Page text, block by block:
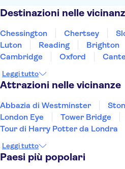
Destinazioni nelle
Chessington Chertsey
Luton
Reading Brighton
Cambridge
Oxford
Leggi tutto
Attrazioni nelle vicinanze
Abbazia di Westminster
London Eye
Tower Bridge
Tour di Harry Potter da Londra
Città Vecchia di Edimburgo
Cattedrale di San Paolo
Leggi tutto
Paesi più popolari